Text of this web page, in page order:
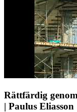
Rättfärdig
| Paulus Eliasson